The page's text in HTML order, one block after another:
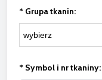
* Grupa tkanin:
* Symbol i nr tkaniny: